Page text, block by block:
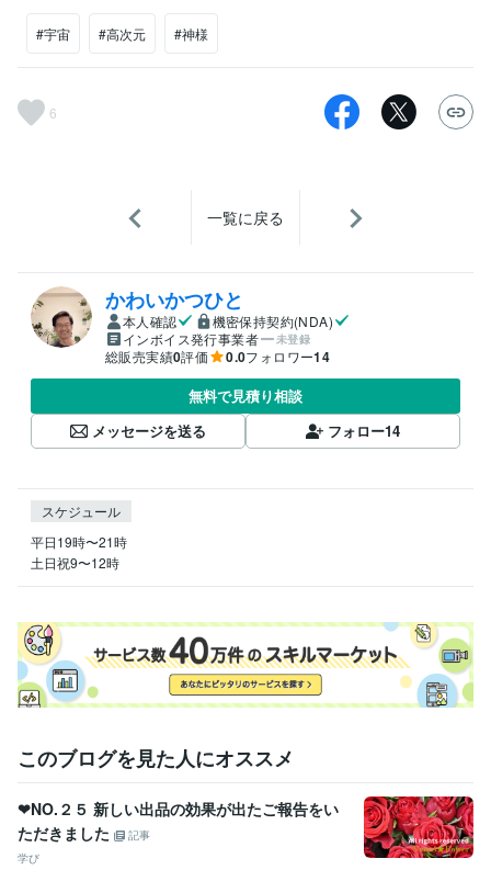
#宇宙 #高次元 #神様
6
一覧に戻る
かわいかつひと
本人確認
機密保持契約(NDA)
インボイス発行事業者
未登録
総販売実績0評価 0.0フォロワー14
無料で見積り相談
メッセージを送る
フォロー14
スケジュール
平日19時〜21時
土日祝9〜12時
このブログを見た人にオススメ
❤NO.２５ 新しい出品の効果が出たご報告をい
ただきました
記事
学び